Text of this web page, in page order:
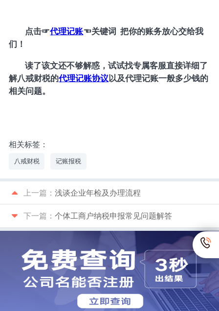
点击☞代理记账☜关键词 把你的账务放心交给我
们！
读了该文还不够解惑，试试找专属客服直接详细了
解八戒财税的代理记账协议 以及代理记账一般多少钱的
相关问题。
相关标签：
八戒财税 记账报税
上一篇： 浅谈企业年检及办理流程
下一篇： 个体工商户纳税申报常见问题解答